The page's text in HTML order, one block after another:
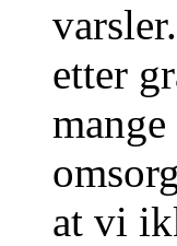
etter
at vi